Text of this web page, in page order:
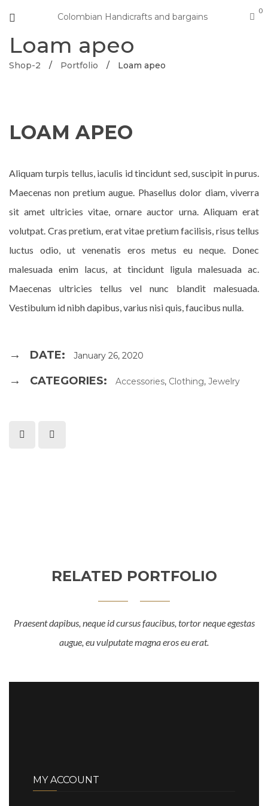
Colombian Handicrafts and bargains
0
Loam apeo
Shop-2 / Portfolio / Loam apeo
LOAM APEO
Aliquam turpis tellus, iaculis id tincidunt sed, suscipit in purus.
Maecenas non pretium augue. Phasellus dolor diam, viverra
sit amet ultricies vitae, ornare auctor urna. Aliquam erat
volutpat. Cras pretium, erat vitae pretium facilisis, risus tellus
luctus odio, ut venenatis eros metus eu neque. Donec
malesuada enim lacus, at tincidunt ligula malesuada ac.
Maecenas ultricies tellus vel nunc blandit malesuada.
Vestibulum id nibh dapibus, varius nisi quis, faucibus nulla.
DATE: January 26, 2020
CATEGORIES: Accessories, Clothing, Jewelry
RELATED PORTFOLIO
Praesent dapibus, neque id cursus faucibus, tortor neque egestas
augue, eu vulputate magna eros eu erat.
MY ACCOUNT